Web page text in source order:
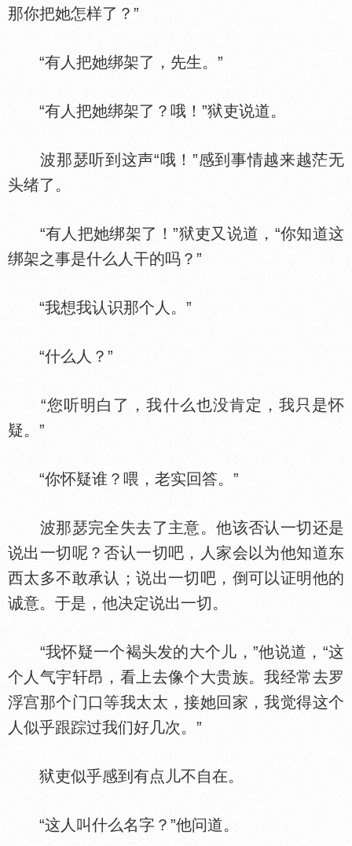
那你把她怎样了？”
“有人把她绑架了，先生。”
“有人把她绑架了？哦！”狱吏说道。
波那瑟听到这声“哦！”感到事情越来越茫无
头绪了。
“有人把她绑架了！”狱吏又说道，“你知道这
绑架之事是什么人干的吗？”
“我想我认识那个人。”
“什么人？”
“您听明白了，我什么也没肯定，我只是怀
疑。”
“你怀疑谁？喂，老实回答。”
波那瑟完全失去了主意。他该否认一切还是
说出一切呢？否认一切吧，人家会以为他知道东
西太多不敢承认；说出一切吧，倒可以证明他的
诚意。于是，他决定说出一切。
“我怀疑一个褐头发的大个儿，”他说道，“这
个人气宇轩昂，看上去像个大贵族。我经常去罗
浮宫那个门口等我太太，接她回家，我觉得这个
人似乎跟踪过我们好几次。”
狱吏似乎感到有点儿不自在。
“这人叫什么名字？”他问道。